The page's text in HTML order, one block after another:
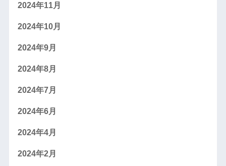
2024年11月
2024年10月
2024年9月
2024年8月
2024年7月
2024年6月
2024年4月
2024年2月